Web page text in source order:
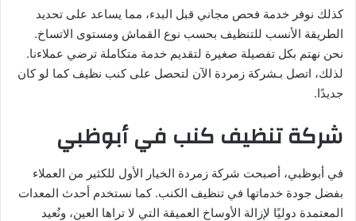
كذلك نوفر خدمة فحص مجاني قبل البدء، مما يساعد على تحديد
الطريقة الأنسب للتنظيف بحسب نوع القماش ومستوى الاتساخ.
نحن نهتم بكل تفصيلة صغيرة لتقديم خدمة متكاملة ترضي عملاءنا.
لذلك، اتصل بـشركة زمردة الآن لتحصل على كنب نظيف كما لو كان
جديدًا.
شركة تنظيف كنب في أبوظبي
في أبوظبي، أصبحت شركة زمردة الخيار الأول للكثير من العملاء
بفضل جودة خدماتها في تنظيف الكنب. كما نستخدم أحدث المعدات
المعتمدة دوليًا لإزالة الأوساخ العميقة التي لا تراها العين، ونُعيد